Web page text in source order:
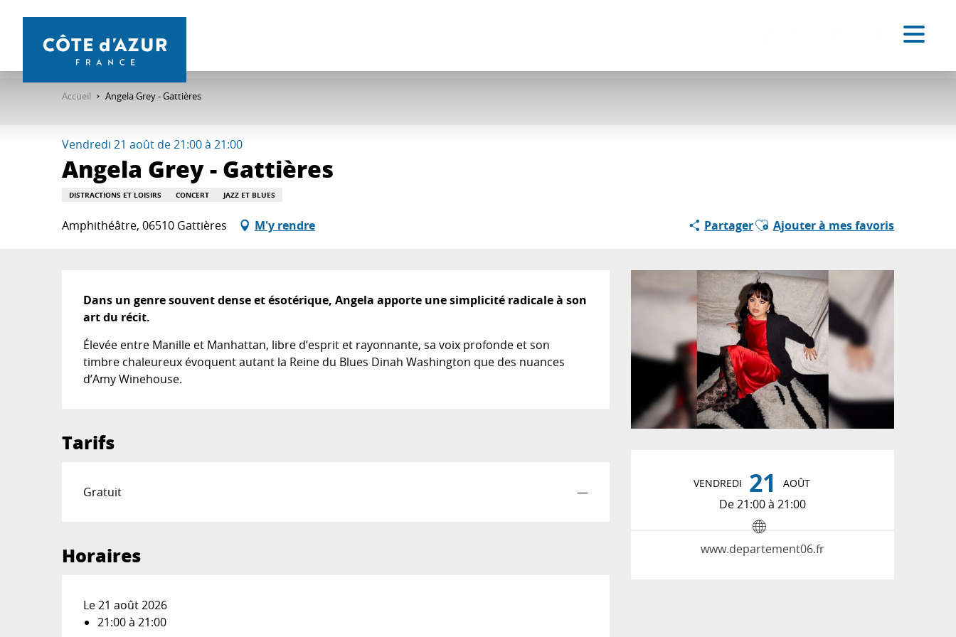
contenu
Accueil Angela Grey - Gattières
Vendredi 21 août de 21:00 à 21:00
Angela Grey - Gattières
DISTRACTIONS ET LOISIRS CONCERT JAZZ ET BLUES
Amphithéâtre, 06510 Gattières M'y rendre PartagerAjouter aux favoris
Ajouter à mes favoris
Ouverture et
VENDREDI 21 AOÛT
De 21:00 à 21:00
www.departement06.fr
Description
Dans un genre souvent dense et ésotérique, Angela apporte une simplicité radicale à son
art du récit.
Élevée entre Manille et Manhattan, libre d’esprit et rayonnante, sa voix profonde et son
timbre chaleureux évoquent autant la Reine du Blues Dinah Washington que des nuances
d’Amy Winehouse.
Tarifs
Gratuit —
Horaires
Le 21 août 2026
21:00 à 21:00